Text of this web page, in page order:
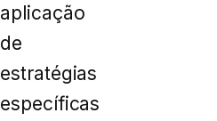
aplicação
de
estratégias
específicas